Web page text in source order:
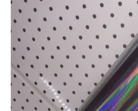
PRIVACY
POLICY